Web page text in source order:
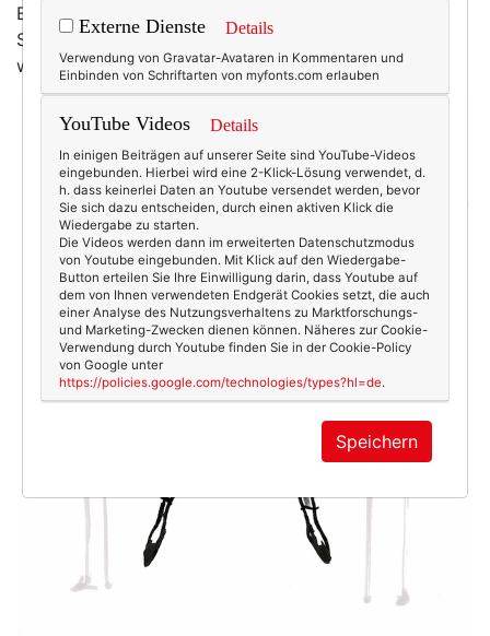
Einschätzung hat sich seitdem nichts geändert. (Am
Schulsport fürchte ich auch nicht.) Ich bin gespannt,
was du dazu sagst!
Externe Dienste Details
Verwendung von Gravatar-Avataren in Kommentaren und
Einbinden von Schriftarten von myfonts.com erlauben
YouTube Videos Details
In einigen Beiträgen auf unserer Seite sind YouTube-Videos
eingebunden. Hierbei wird eine 2-Klick-Lösung verwendet, d.
h. dass keinerlei Daten an Youtube versendet werden, bevor
Sie sich dazu entscheiden, durch einen aktiven Klick die
Wiedergabe zu starten.
Die Videos werden dann im erweiterten Datenschutzmodus
von Youtube eingebunden. Mit Klick auf den Wiedergabe-
Button erteilen Sie Ihre Einwilligung darin, dass Youtube auf
dem von Ihnen verwendeten Endgerät Cookies setzt, die auch
einer Analyse des Nutzungsverhaltens zu Marktforschungs-
und Marketing-Zwecken dienen können. Näheres zur Cookie-
Verwendung durch Youtube finden Sie in der Cookie-Policy
von Google unter
https://policies.google.com/technologies/types?hl=de.
Speichern